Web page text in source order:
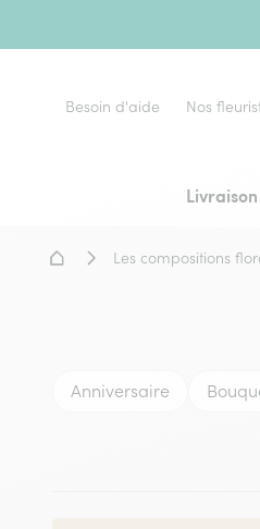
Besoin d'aide Nos
Accueil -
Les compositions
Anniversaire